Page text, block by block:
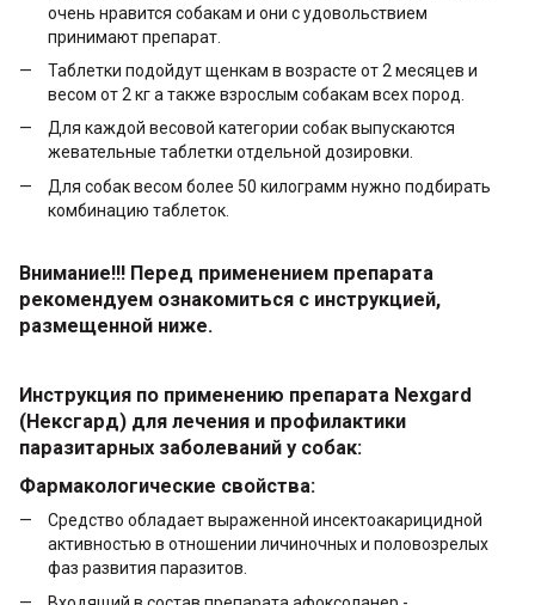
очень нравится собакам и они с удовольствием
принимают препарат.
Таблетки подойдут щенкам в возрасте от 2 месяцев и
весом от 2 кг а также взрослым собакам всех пород.
Для каждой весовой категории собак выпускаются
жевательные таблетки отдельной дозировки.
Для собак весом более 50 килограмм нужно подбирать
комбинацию таблеток.
Внимание!!! Перед применением препарата
рекомендуем ознакомиться с инструкцией,
размещенной ниже.
Инструкция по применению препарата Nexgard
(Нексгард) для лечения и профилактики
паразитарных заболеваний у собак:
Фармакологические свойства:
Средство обладает выраженной инсектоакарицидной
активностью в отношении личиночных и половозрелых
фаз развития паразитов.